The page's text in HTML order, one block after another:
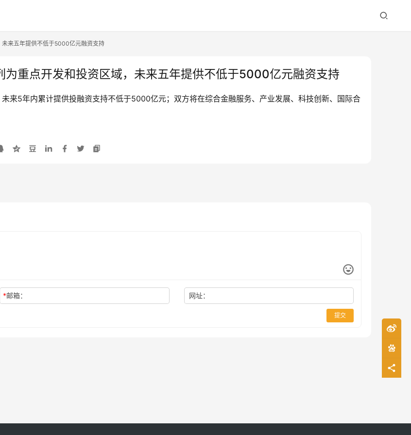
来五年提供不低于5000亿元融资支持
为重点开发和投资区域，未来五年提供不低于5000亿元融资支持
来5年内累计提供投融资支持不低于5000亿元；双方将在综合金融服务、产业发展、科技创新、国际合
*邮箱： 网址：
提交